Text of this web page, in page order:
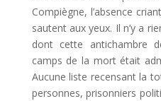
Compiègne, l’absence
sautent aux yeux. Il n’y a
dont cette antichambre
camps de la mort était
Aucune liste recensant la
personnes, prisonniers